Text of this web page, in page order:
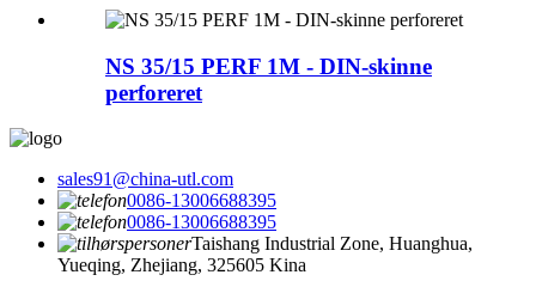
NS 35/15 PERF 1M - DIN-skinne
perforeret
sales91@china-utl.com
0086-13006688395
0086-13006688395
Taishang Industrial Zone, Huanghua,
Yueqing, Zhejiang, 325605 Kina